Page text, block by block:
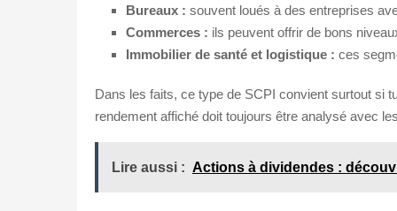
Bureaux : souvent loués à des entreprises
Commerces : ils peuvent offrir de bons
Immobilier de santé et logistique : ces
Dans les faits, ce type de SCPI convient surtout si
rendement affiché doit toujours être analysé avec
Lire aussi : Actions à dividendes :